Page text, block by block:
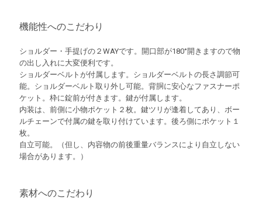
機能性へのこだわり
ショルダー・手提げの２WAYです。開口部が180°開きますので物
の出し入れに大変便利です。
ショルダーベルトが付属します。ショルダーベルトの長さ調節可
能。ショルダーベルト取り外し可能。背胴に安心なファスナーポ
ケット。枠に錠前が付きます。鍵が付属します。
内装は、前側に小物ポケット２枚。鍵ツリが逢着してあり、ボー
ルチェーンで付属の鍵を取り付けています。後ろ側にポケット１
枚。
自立可能。（但し、内容物の前後重量バランスにより自立しない
場合があります。）
素材へのこだわり